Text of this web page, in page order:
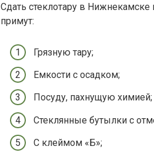
Сдать стеклотару в
примут:
Грязную тару;
Емкости с осадком;
Посуду, пахнущую химией;
Стеклянные бутылки с
С клеймом «Б»;